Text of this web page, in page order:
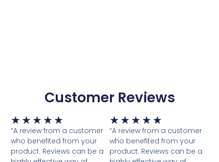
Customer Reviews
★ ★ ★ ★ ★ Waardering
5
van
5
“A review from a customer
who benefited from your
product. Reviews can be a
★ ★ ★ ★ ★
5
van
5
“A review from a customer
who benefited from your
product. Reviews can be a